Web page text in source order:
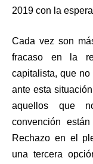
2019 con la
Cada vez son
fracaso en la
capitalista, que
ante esta
aquellos que
convención
Rechazo en el
una tercera